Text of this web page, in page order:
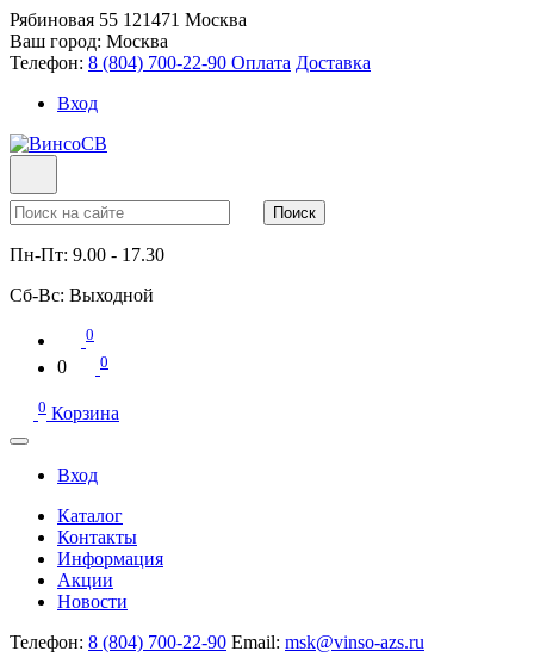
Рябиновая 55 121471 Москва
Ваш город: Москва
Телефон: 8 (804) 700-22-90 Оплата Доставка
Вход
Поиск
Пн-Пт: 9.00 - 17.30
Сб-Вс: Выходной
0
0 0
0 Корзина
Вход
Каталог
Контакты
Информация
Акции
Новости
Телефон: 8 (804) 700-22-90 Email: msk@vinso-azs.ru